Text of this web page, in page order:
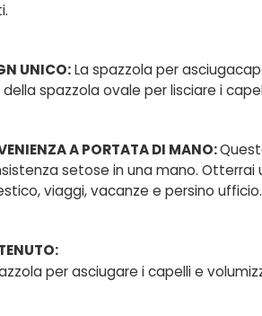
UNICO:La spazzola per
della spazzola ovale per lisciare i
A PORTATA DI MANO:
setose in una mano.
viaggi, vacanze e persino ufficio.
per asciugare i capelli e